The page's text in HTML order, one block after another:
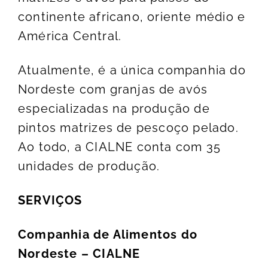
continente africano, oriente médio e
América Central.
Atualmente, é a única companhia do
Nordeste com granjas de avós
especializadas na produção de
pintos matrizes de pescoço pelado.
Ao todo, a CIALNE conta com 35
unidades de produção.
SERVIÇOS
Companhia de Alimentos do
Nordeste – CIALNE